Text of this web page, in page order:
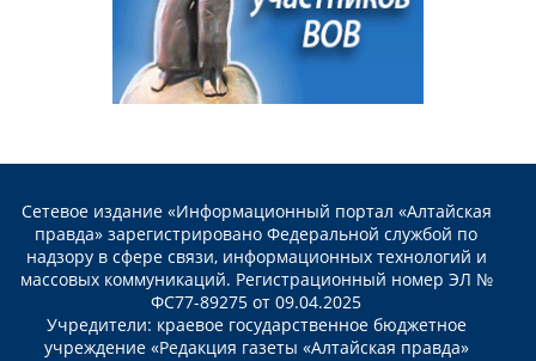
Сетевое издание «Информационный портал «Алтайская
правда» зарегистрировано Федеральной службой по
надзору в сфере связи, информационных технологий и
массовых коммуникаций. Регистрационный номер ЭЛ №
ФС77-89275 от 09.04.2025
Учредители: краевое государственное бюджетное
учреждение «Редакция газеты «Алтайская правда»